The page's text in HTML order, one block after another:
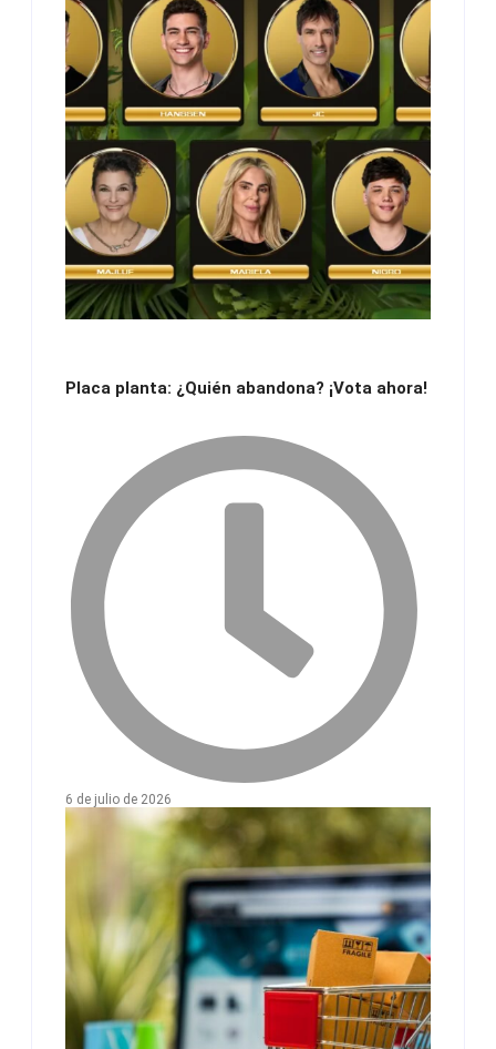
Placa planta: ¿Quién abandona? ¡Vota ahora!
6 de julio de 2026